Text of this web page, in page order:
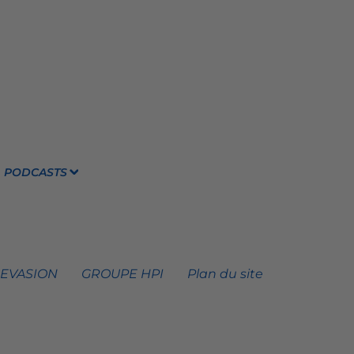
PODCASTS
GROUPE HPI Plan du site